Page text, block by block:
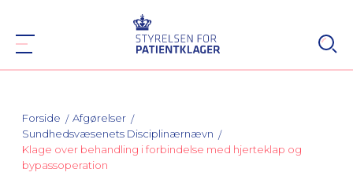
Forside
Afgørelser
Sundhedsvæsenets Disciplinærnævn
Klage over behandling i forbindelse med hjerteklap og
bypassoperation